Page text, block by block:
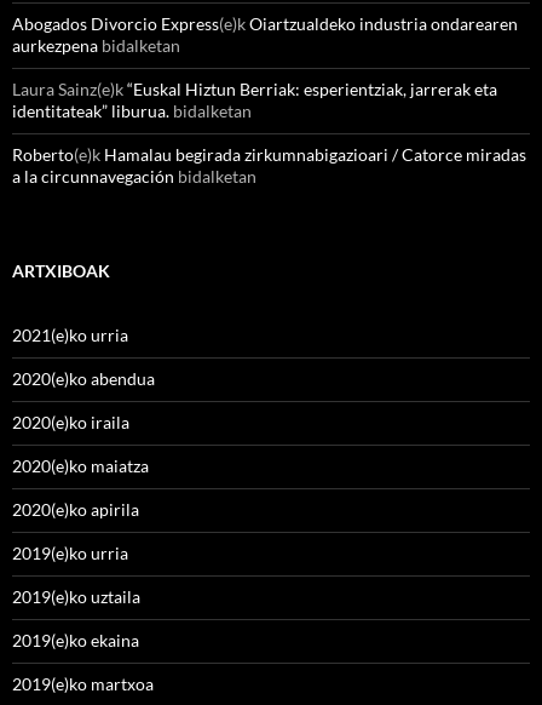
Abogados Divorcio Express(e)kOiartzualdeko industria ondarearen
aurkezpena bidalketan
Laura Sainz(e)k“Euskal Hiztun Berriak: esperientziak, jarrerak eta
identitateak” liburua. bidalketan
Roberto(e)k Hamalau begirada zirkumnabigazioari / Catorce miradas
a la circunnavegación bidalketan
ARTXIBOAK
2021(e)ko urria
2020(e)ko abendua
2020(e)ko iraila
2020(e)ko maiatza
2020(e)ko apirila
2019(e)ko urria
2019(e)ko uztaila
2019(e)ko ekaina
2019(e)ko martxoa